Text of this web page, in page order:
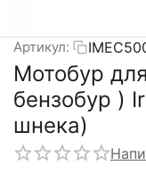
Артикул:
Мотобур
бензобур )
шнека)